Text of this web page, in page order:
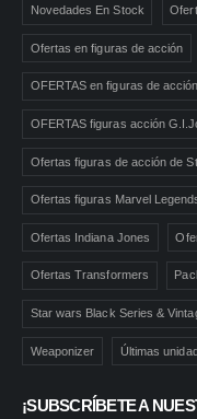
Novedades En Stock
Ofertas en figuras de acción
OFERTAS en figuras de
OFERTAS figuras acción
Ofertas figuras de acción de
Ofertas figuras Marvel
Ofertas Indiana Jones
Ofertas Transformers
Star wars Black Series &
Weaponizer Últimas
¡SUBSCRÍBETE A